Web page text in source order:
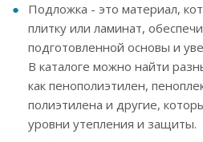
Подложка - это материал,
плитку или ламинат,
подготовленной основы и
В каталоге можно найти
как пенополиэтилен,
полиэтилена и другие,
уровни утепления и защиты.